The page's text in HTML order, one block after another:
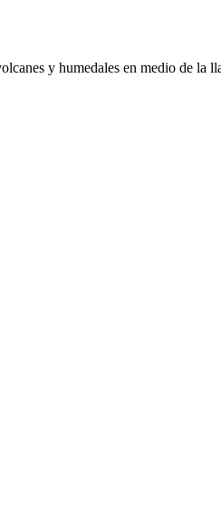
y humedales en medio de la